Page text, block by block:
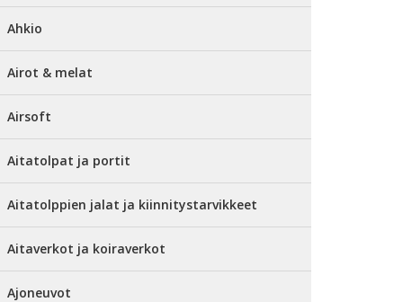
Ahkio
Airot & melat
Airsoft
Aitatolpat ja portit
Aitatolppien jalat ja kiinnitystarvikkeet
Aitaverkot ja koiraverkot
Ajoneuvot